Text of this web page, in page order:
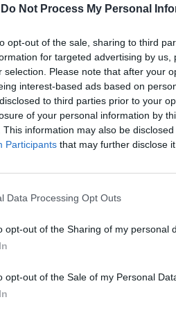
Do Not Process My Personal
opt-out of the sale, sharing to third
for targeted advertising by
selection. Please note that after your
interest-based ads based on
to third parties prior to your
of your personal information by
This information may also be
Participants that may further disclose
Data Processing Opt Outs
opt-out of the Sharing of my personal
opt-out of the Sale of my Personal
da sole, in casa e in
compagni tuttofare.
che le donne sono
biologico di essere
il rapporto di
Moneypenny traccia
per puntare in
appropriati. E allora,
delle conoscenze, essere
di entusiasmo, acquisire
sessista, convivere con
e l'acconciatura giusta.
dire di no. «Per noi
abituate a compiacere gli